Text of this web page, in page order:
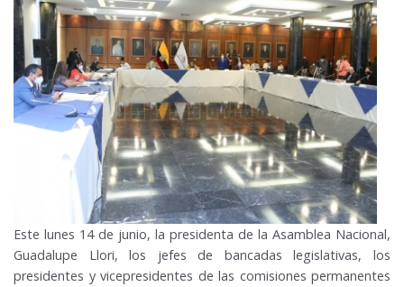
Este lunes 14 de junio, la presidenta de la Asamblea Nacional,
Guadalupe Llori, los jefes de bancadas legislativas, los
presidentes y vicepresidentes de las comisiones permanentes